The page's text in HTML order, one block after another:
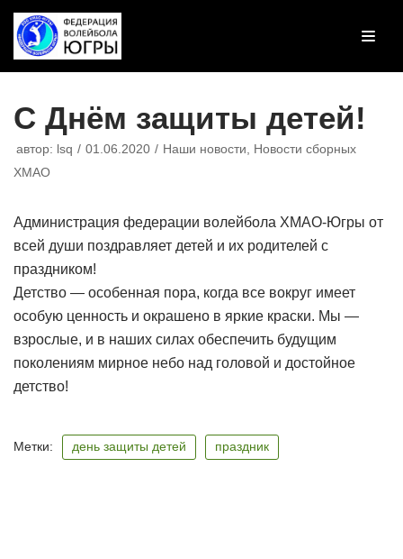
Перейти
к
С Днём защиты детей!
автор: lsq 01.06.2020 Наши новости
Новости сборных
ХМАО
Администрация федерации волейбола ХМАО-Югры от
всей души поздравляет детей и их родителей с
праздником!
Детство — особенная пора, когда все вокруг имеет
особую ценность и окрашено в яркие краски. Мы —
взрослые, и в наших силах обеспечить будущим
поколениям мирное небо над головой и достойное
детство!
Метки: день защиты детей праздник